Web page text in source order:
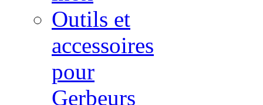
Outils et
accessoires
pour
Gerbeurs